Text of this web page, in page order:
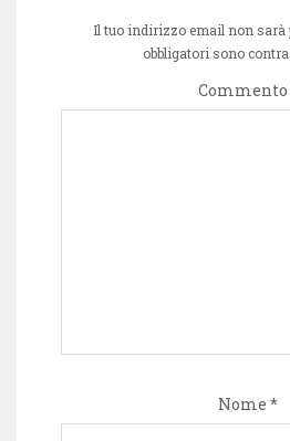
Il tuo indirizzo email non sarà
obbligatori sono
Commento
Nome *